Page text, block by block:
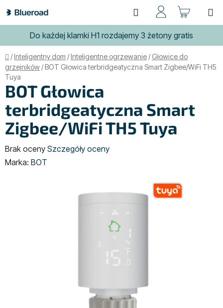
do
treści
Do każdej klamki H1 rozdajemy 3 żetony gratis
Szukaj
Home
/Inteligentny dom /Inteligentne ogrzewanie / Głowice do
grzejników /BOT Głowica terbridgeatyczna Smart Zigbee/WiFi TH5
Tuya
BOT Głowica
terbridgeatyczna Smart
Zigbee/WiFi TH5 Tuya
Średnia
ocena
Brak oceny Szczegóły oceny
Marka: BOT